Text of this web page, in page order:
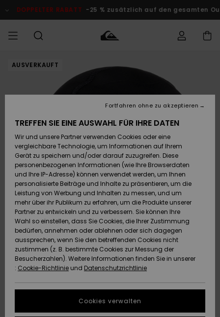
Produktinformation
DOPPELTER RABATT -25 % zusätzlich auf den gesamten
MÄNNER Kleidung
Accessoires
Schuhe&
Flip-Flops
Surf
Snow
Brandneu
Highlights
JUNGEN
Kleidung
Accessoires
Schuhe&
Flip-Flops
Surf
Snow
Brandneu
Highlights
FRAUEN
Shop
Brandneu
Highlights
Snow
SURF
Surf Shop
Kinder
Highlights
Community
SNOW
Snow Shop
Kinder
Snow Shop
Damen
Highlights
Community
DOPPELTER
RABATT
Outlet
KINDER
Outlet
Frauen
HILFE & KONTAKT
Auf meine
Bestellung
Versand
Retouren
Bezahlung
Geschenkkarte
Quiksilver
Freedom
Datenschutz
Starten Sie eine
Unterhaltung,
NACHHALTIGKEIT
AUSVERKAUFT
TREFFEN SIE EINE AUSWAHL FÜR IHRE DATEN
Wir und unsere Partner verwenden Cookies oder eine
vergleichbare Technologie, um Informationen auf Ihrem
Gerät zu speichern und/oder darauf zuzugreifen. Diese
personenbezogenen Informationen (wie Ihre Browserdaten
und Ihre IP-Adresse) können verwendet werden, um Ihnen
personalisierte Beiträge und Inhalte zu präsentieren, um die
Leistung von Werbung und Inhalten zu messen, und um
mehr über ihr Publikum zu erfahren, um die Produkte unserer
Partner zu entwickeln und zu verbessern. Sie können Ihre
Wahl so einstellen, dass Sie Cookies, die Ihrer Zustimmung
bedürfen, annehmen oder ablehnen oder sich dagegen
aussprechen, wenn Sie den betreffenden Cookies nicht
zustimmen (z. B. bestimmte Cookies zur Messung der
Besucherzahlen). Weitere Informationen finden Sie in unserer
: Cookie-Richtlinie und Datenschutzrichtlinie
Cookies verwalten
Fortfahren ohne zu akzeptieren